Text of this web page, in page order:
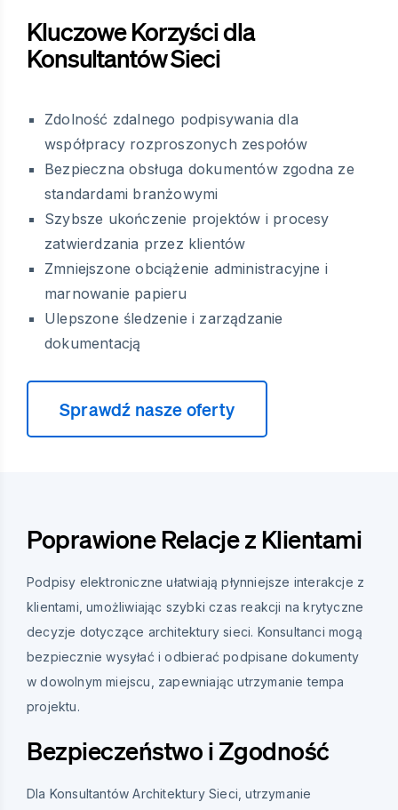
Kluczowe Korzyści dla
Konsultantów Sieci
Zdolność zdalnego podpisywania dla
współpracy rozproszonych zespołów
Bezpieczna obsługa dokumentów zgodna ze
standardami branżowymi
Szybsze ukończenie projektów i procesy
zatwierdzania przez klientów
Zmniejszone obciążenie administracyjne i
marnowanie papieru
Ulepszone śledzenie i zarządzanie
dokumentacją
Sprawdź nasze oferty
Poprawione Relacje z Klientami
Podpisy elektroniczne ułatwiają płynniejsze interakcje z
klientami, umożliwiając szybki czas reakcji na krytyczne
decyzje dotyczące architektury sieci. Konsultanci mogą
bezpiecznie wysyłać i odbierać podpisane dokumenty
w dowolnym miejscu, zapewniając utrzymanie tempa
projektu.
Bezpieczeństwo i Zgodność
Dla Konsultantów Architektury Sieci, utrzymanie